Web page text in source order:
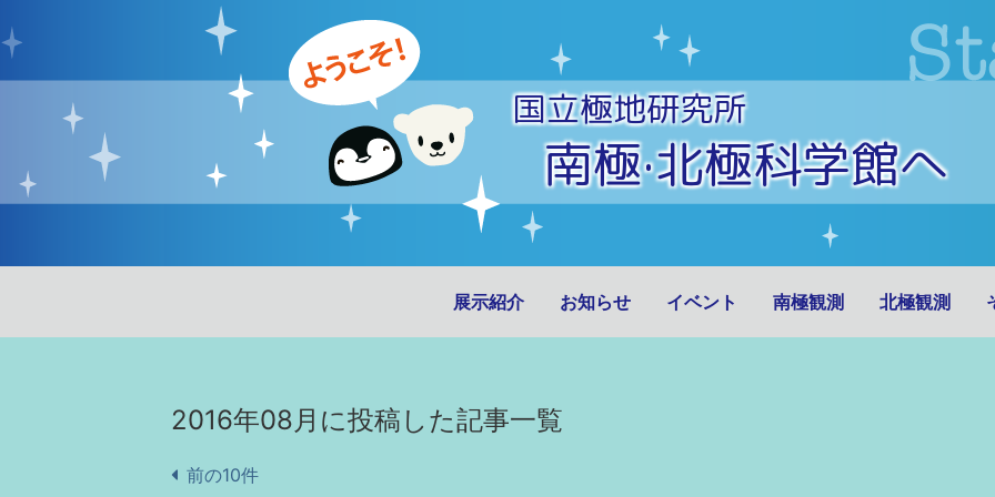
国立極地研究所
南極·北極科学館へ
展示紹介 お知らせ イベント 南極観測 北極観測
2016年08月に投稿した記事一覧
前の10件